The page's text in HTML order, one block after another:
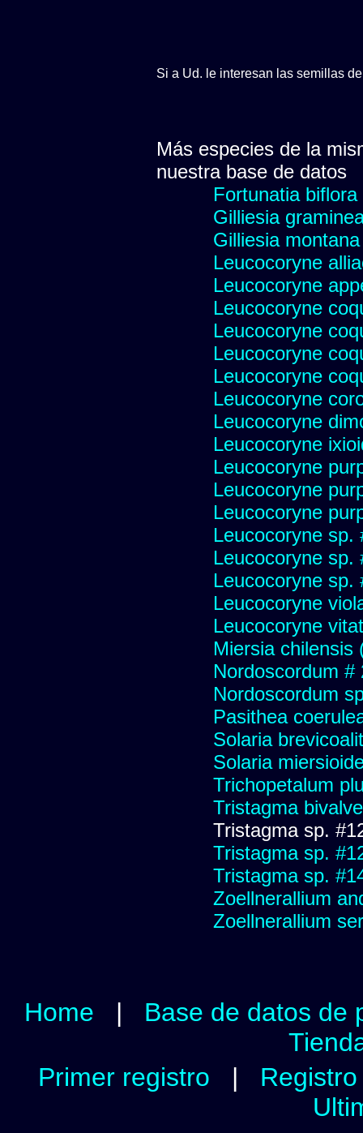
Si a Ud. le interesan las semillas
Más especies de la
nuestra base de datos
Fortunatia biflora
Gilliesia
Gilliesia montana
Leucocoryne
Leucocoryne
Leucocoryne
Leucocoryne
Leucocoryne
Leucocoryne
Leucocoryne
Leucocoryne
Leucocoryne
Leucocoryne
Leucocoryne
Leucocoryne
Leucocoryne sp.
Leucocoryne sp.
Leucocoryne sp.
Leucocoryne
Leucocoryne
Miersia chilensis
Nordoscordum #
Nordoscordum
Pasithea
Solaria
Solaria
Trichopetalum
Tristagma bivalve
Tristagma sp.
Tristagma sp.
Tristagma sp.
Zoellnerallium
Zoellnerallium
Home | Base de datos de
Primer registro |